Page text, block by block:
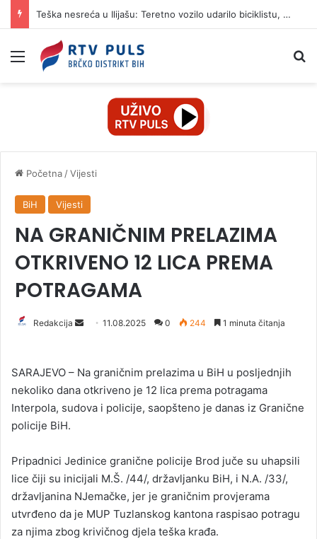
Teška nesreća u Ilijašu: Teretno vozilo udarilo biciklistu, 75-godišnjak zadržan u bolnici
Izbornik
Početna /Vijesti
BiH Vijesti
NA GRANIČNIM PRELAZIMA
OTKRIVENO 12 LICA PREMA
POTRAGAMA
Redakcija
d
a
n
a
i
11.08.2025 0 244 1 minuta čitanja
SARAJEVO – Na graničnim prelazima u BiH u posljednjih
nekoliko dana otkriveno je 12 lica prema potragama
Interpola, sudova i policije, saopšteno je danas iz Granične
policije BiH.
Pripadnici Jedinice granične policije Brod juče su uhapsili
lice čiji su inicijali M.Š. /44/, državljanku BiH, i N.A. /33/,
državljanina NJemačke, jer je graničnim provjerama
utvrđeno da je MUP Tuzlanskog kantona raspisao potragu
za njima zbog krivičnog djela teška krađa.